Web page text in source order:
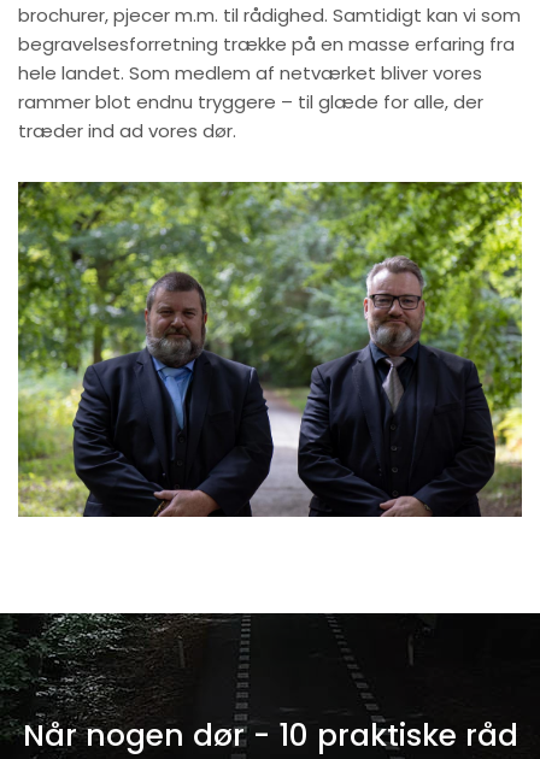
brochurer, pjecer m.m. til rådighed. Samtidigt kan vi som
begravelsesforretning trække på en masse erfaring fra
hele landet. Som medlem af netværket bliver vores
rammer blot endnu tryggere – til glæde for alle, der
træder ind ad vores dør.
Når nogen dør - 10 praktiske råd